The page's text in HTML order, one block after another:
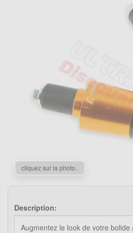
cliquez sur la photo..
Description:
Augmentez le look de votre bolide